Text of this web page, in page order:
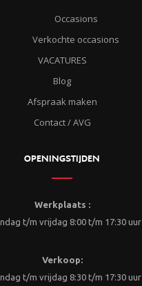
Occasions
Verkochte occasions
VACATURES
Blog
Afspraak maken
Contact / AVG
OPENINGSTIJDEN
Werkplaats :
t/m vrijdag 8:00 t/m 17:30 uur
Verkoop:
t/m vrijdag 8:30 t/m 17:30 uur